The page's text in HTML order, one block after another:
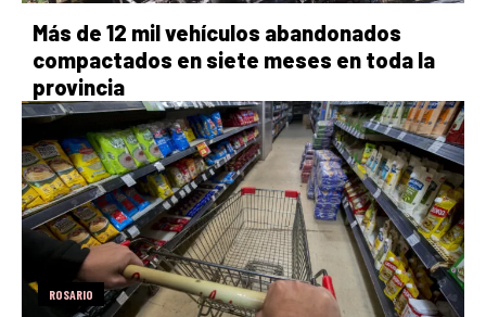
Más de 12 mil vehículos abandonados
compactados en siete meses en toda la
provincia
ROSARIO